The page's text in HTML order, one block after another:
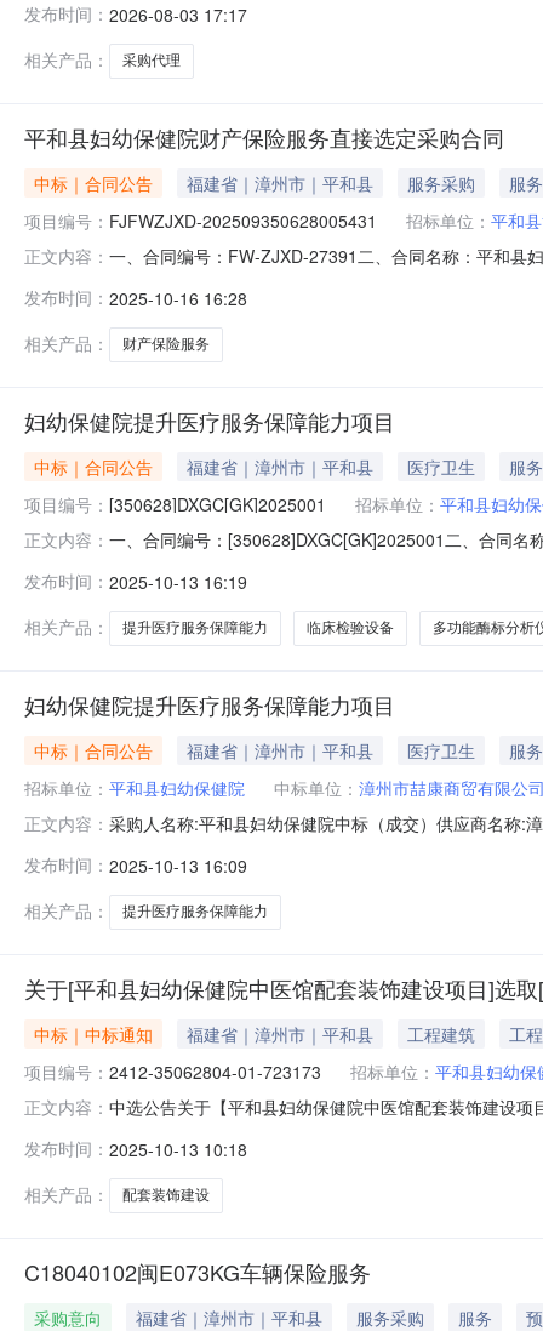
套装饰项目】随机选取【采购代理】的采购公告项目预
完成
发布时间： 2026-08-03 17:17
相关产品：
采购代理
平和县妇幼保健院财产保险服务直接选定采购合同
中标｜合同公告 福建省｜漳州市｜平和县 服务采购
服务
项目编号： FJFWZJXD-202509350628005431 招标单位： 平和
正文内容： 一、合同编号：FW-ZJXD-27391二、合同名称：平和县
方）：中国平安财产保险股份有限公司漳州中心支公司
发布时间： 2025-10-16 16:28
相关产品：
财产保险服务
妇幼保健院提升医疗服务保障能力项目
中标｜合同公告 福建省｜漳州市｜平和县 医疗卫生
服务
项目编号： [350628]DXGC[GK]2025001 招标单位： 平和县妇幼
正文内容： 一、合同编号：[350628]DXGC[GK]2025001二、合同
漳州市芗城区漳华路1688号五洲国际商贸城A4幢1号、2
发布时间： 2025-10-13 16:19
相关产品：
提升医疗服务保障能力 临床检验设备 多功能酶标分析
妇幼保健院提升医疗服务保障能力项目
中标｜合同公告 福建省｜漳州市｜平和县 医疗卫生
服务
招标单位： 平和县妇幼保健院 中标单位： 漳州市喆康商贸有限公
正文内容： 采购人名称:平和县妇幼保健院中标（成交）供应商名称:
发布时间： 2025-10-13 16:09
相关产品：
提升医疗服务保障能力
关于[平和县妇幼保健院中医馆配套装饰建设项目]选
中标｜中标通知 福建省｜漳州市｜平和县 工程建筑
工程
项目编号： 2412-35062804-01-723173 招标单位： 平和县妇幼保
正文内容： 中选公告关于【平和县妇幼保健院中医馆配套装饰建设
1310:01服务事项：工程造价咨询项目预估造价（万元）
发布时间： 2025-10-13 10:18
相关产品：
配套装饰建设
C18040102闽E073KG车辆保险服务
采购意向 福建省｜漳州市｜平和县 服务采购 服务